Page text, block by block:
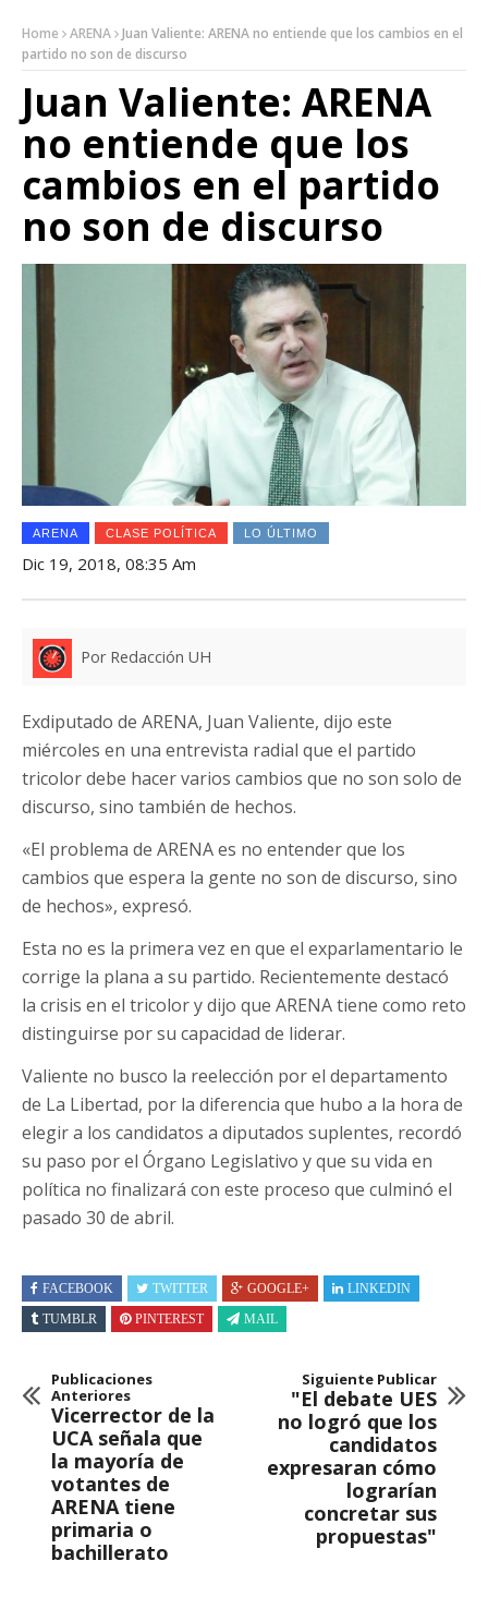
Home ARENA Juan Valiente: ARENA no entiende que los cambios en el
partido no son de discurso
Juan Valiente: ARENA
no entiende que los
cambios en el partido
no son de discurso
ARENA CLASE POLÍTICA LO ÚLTIMO
Dic 19, 2018, 08:35 Am
Por Redacción UH
Exdiputado de ARENA, Juan Valiente, dijo este
miércoles en una entrevista radial que el partido
tricolor debe hacer varios cambios que no son solo de
discurso, sino también de hechos.
«El problema de ARENA es no entender que los
cambios que espera la gente no son de discurso, sino
de hechos», expresó.
Esta no es la primera vez en que el exparlamentario le
corrige la plana a su partido. Recientemente destacó
la crisis en el tricolor y dijo que ARENA tiene como reto
distinguirse por su capacidad de liderar.
Valiente no busco la reelección por el departamento
de La Libertad, por la diferencia que hubo a la hora de
elegir a los candidatos a diputados suplentes, recordó
su paso por el Órgano Legislativo y que su vida en
política no finalizará con este proceso que culminó el
pasado 30 de abril.
FACEBOOK TWITTER GOOGLE+
LINKEDIN
TUMBLR
PINTEREST MAIL
Publicaciones
Anteriores
Vicerrector de la
UCA señala que
la mayoría de
votantes de
ARENA tiene
primaria o
bachillerato
Siguiente Publicar
"El debate UES
no logró que los
candidatos
expresaran cómo
lograrían
concretar sus
propuestas"